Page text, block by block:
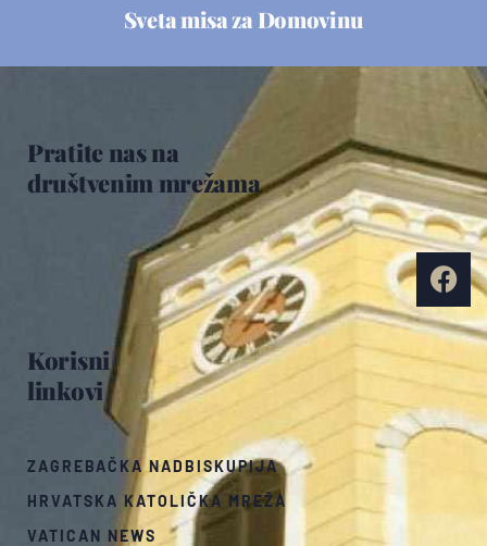
Sveta misa za Domovinu
Korisni
linkovi
ZAGREBAČKA NADBISKUPIJA
HRVATSKA KATOLIČKA MREŽA
VATICAN NEWS
Pratite nas na
društvenim mrežama